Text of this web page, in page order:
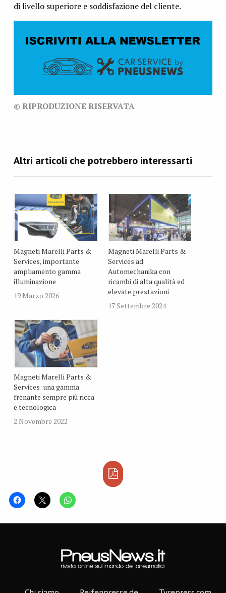
di livello superiore e soddisfazione del cliente.
© RIPRODUZIONE RISERVATA
Magneti Marelli Parts &
Services, importante
ampliamento gamma
illuminazione
19 Marzo 2026
Magneti Marelli Parts &
Services ad
Automechanika con
ricambi di alta qualità ed
elevate prestazioni
17 Settembre 2024
Magneti Marelli Parts &
Services: una gamma
frenante sempre più ricca
e tecnologica
2 Novembre 2022